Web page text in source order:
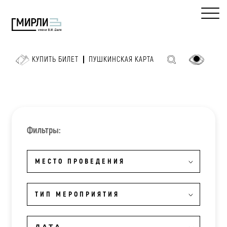
КУПИТЬ БИЛЕТ ПУШКИНСКАЯ КАРТА
Фильтры:
МЕСТО ПРОВЕДЕНИЯ
ТИП МЕРОПРИЯТИЯ